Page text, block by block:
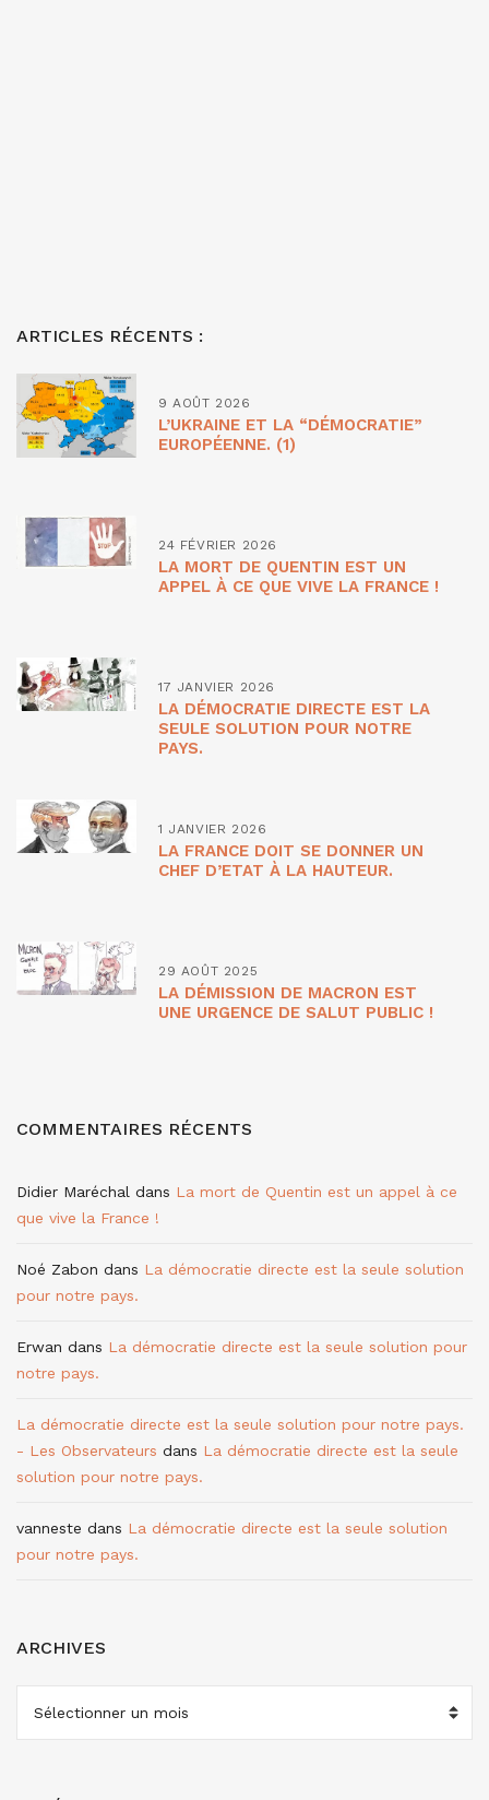
ARTICLES RÉCENTS :
9 AOÛT 2026
L’UKRAINE ET LA “DÉMOCRATIE”
EUROPÉENNE. (1)
24 FÉVRIER 2026
LA MORT DE QUENTIN EST UN
APPEL À CE QUE VIVE LA FRANCE !
17 JANVIER 2026
LA DÉMOCRATIE DIRECTE EST LA
SEULE SOLUTION POUR NOTRE
PAYS.
1 JANVIER 2026
LA FRANCE DOIT SE DONNER UN
CHEF D’ETAT À LA HAUTEUR.
29 AOÛT 2025
LA DÉMISSION DE MACRON EST
UNE URGENCE DE SALUT PUBLIC !
COMMENTAIRES RÉCENTS
Didier Maréchal dans La mort de Quentin est un appel à ce
que vive la France !
Noé Zabon dans La démocratie directe est la seule solution
pour notre pays.
Erwan dans La démocratie directe est la seule solution pour
notre pays.
La démocratie directe est la seule solution pour notre pays.
- Les Observateurs dans La démocratie directe est la seule
solution pour notre pays.
vanneste dans La démocratie directe est la seule solution
pour notre pays.
ARCHIVES